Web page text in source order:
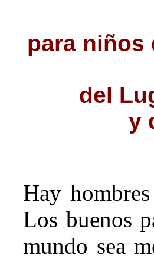
para niños
del
y
Hay
Los buenos
mundo sea